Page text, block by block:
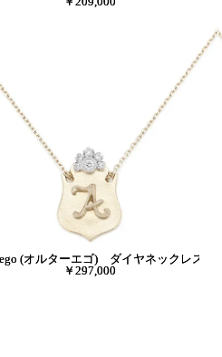
(オルターエゴ) ダイヤネックレス
￥297,000